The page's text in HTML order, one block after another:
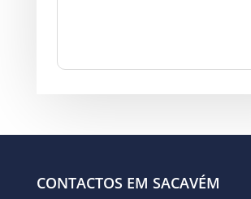
CONTACTOS EM SACAVÉM